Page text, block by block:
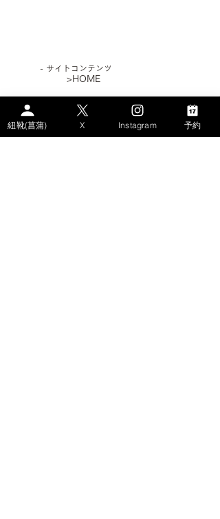
​- サイトコンテンツ
>HOME
>WHAT's AYAME？
>PLAN
紐靴(菖蒲) X Instagram 予約